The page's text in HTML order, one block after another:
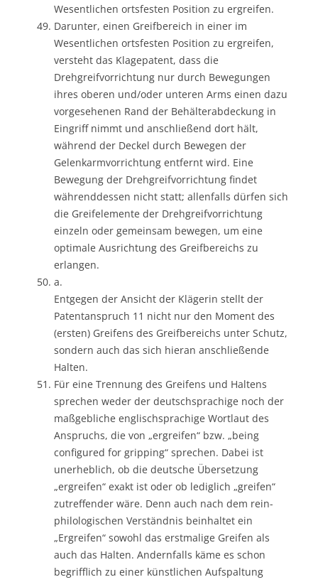
Wesentlichen ortsfesten Position zu ergreifen.
Darunter, einen Greifbereich in einer im
Wesentlichen ortsfesten Position zu ergreifen,
versteht das Klagepatent, dass die
Drehgreifvorrichtung nur durch Bewegungen
ihres oberen und/oder unteren Arms einen dazu
vorgesehenen Rand der Behälterabdeckung in
Eingriff nimmt und anschließend dort hält,
während der Deckel durch Bewegen der
Gelenkarmvorrichtung entfernt wird. Eine
Bewegung der Drehgreifvorrichtung findet
währenddessen nicht statt; allenfalls dürfen sich
die Greifelemente der Drehgreifvorrichtung
einzeln oder gemeinsam bewegen, um eine
optimale Ausrichtung des Greifbereichs zu
erlangen.
a.
Entgegen der Ansicht der Klägerin stellt der
Patentanspruch 11 nicht nur den Moment des
(ersten) Greifens des Greifbereichs unter Schutz,
sondern auch das sich hieran anschließende
Halten.
Für eine Trennung des Greifens und Haltens
sprechen weder der deutschsprachige noch der
maßgebliche englischsprachige Wortlaut des
Anspruchs, die von „ergreifen“ bzw. „being
configured for gripping“ sprechen. Dabei ist
unerheblich, ob die deutsche Übersetzung
„ergreifen“ exakt ist oder ob lediglich „greifen“
zutreffender wäre. Denn auch nach dem rein-
philologischen Verständnis beinhaltet ein
„Ergreifen“ sowohl das erstmalige Greifen als
auch das Halten. Andernfalls käme es schon
begrifflich zu einer künstlichen Aufspaltung